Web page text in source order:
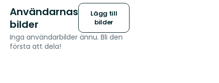
Användarnas
bilder
Lägg till
bilder
Inga användarbilder ännu. Bli den
första att dela!